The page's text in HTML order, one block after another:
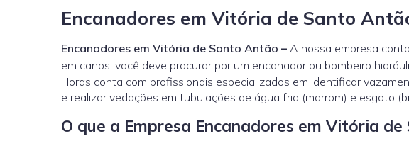
Encanadores em Vitória de Santo
Encanadores em Vitória de Santo Antão – A nossa empresa
em canos, você deve procurar por um encanador ou bombeiro
Horas conta com profissionais especializados em identificar
e realizar vedações em tubulações de água fria (marrom) e esgoto
O que a Empresa Encanadores em Vitória